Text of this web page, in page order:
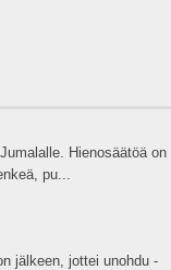
Hienosäätöä on
pu...
jälkeen, jottei unohdu -